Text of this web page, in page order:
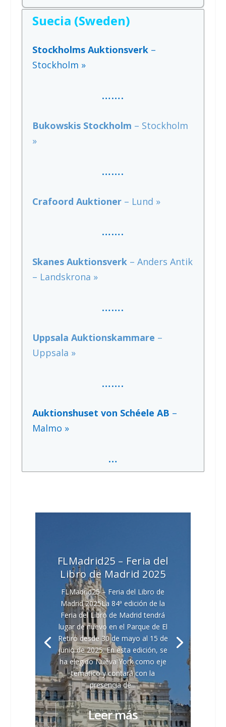
Suecia (Sweden)
Stockholms Auktionsverk –
Stockholm »
…….
Bukowskis Stockholm – Stockholm
»
…….
Crafoord Auktioner– Lund »
…….
Skanes Auktionsverk – Anders Antik
– Landskrona »
…….
Uppsala Auktionskammare –
Uppsala »
…….
Auktionshuset von Schéele AB –
Malmo »
…
FLMadrid25 – Feria del
Libro de Madrid 2025
FLMadrid25 – Feria del Libro de
Madrid 2025La 84ª edición de la
Feria del Libro de Madrid tendrá
lugar de nuevo en el Parque de El
Retiro desde 30 de mayo al 15 de
junio de 2025. En esta edición, se
ha elegido Nueva York como eje
temático y contará con la
presencia de...
Leer más